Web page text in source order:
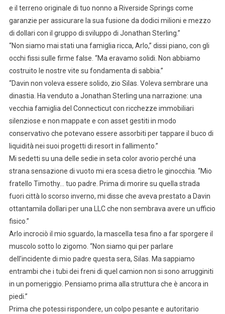
e il terreno originale di tuo nonno a Riverside Springs come
garanzie per assicurare la sua fusione da dodici milioni e mezzo
di dollari con il gruppo di sviluppo di Jonathan Sterling.”
“Non siamo mai stati una famiglia ricca, Arlo,” dissi piano, con gli
occhi fissi sulle firme false. “Ma eravamo solidi. Non abbiamo
costruito le nostre vite su fondamenta di sabbia.”
“Davin non voleva essere solido, zio Silas. Voleva sembrare una
dinastia. Ha venduto a Jonathan Sterling una narrazione: una
vecchia famiglia del Connecticut con ricchezze immobiliari
silenziose e non mappate e con asset gestiti in modo
conservativo che potevano essere assorbiti per tappare il buco di
liquidità nei suoi progetti di resort in fallimento.”
Mi sedetti su una delle sedie in seta color avorio perché una
strana sensazione di vuoto mi era scesa dietro le ginocchia. “Mio
fratello Timothy… tuo padre. Prima di morire su quella strada
fuori città lo scorso inverno, mi disse che aveva prestato a Davin
ottantamila dollari per una LLC che non sembrava avere un ufficio
fisico.”
Arlo incrociò il mio sguardo, la mascella tesa fino a far sporgere il
muscolo sotto lo zigomo. “Non siamo qui per parlare
dell’incidente di mio padre questa sera, Silas. Ma sappiamo
entrambi che i tubi dei freni di quel camion non si sono arrugginiti
in un pomeriggio. Pensiamo prima alla struttura che è ancora in
piedi.”
Prima che potessi rispondere, un colpo pesante e autoritario